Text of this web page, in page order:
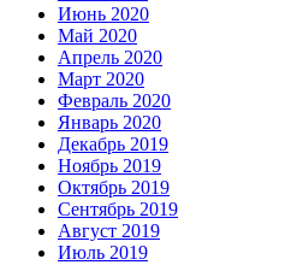
Июнь 2020
Май 2020
Апрель 2020
Март 2020
Февраль 2020
Январь 2020
Декабрь 2019
Ноябрь 2019
Октябрь 2019
Сентябрь 2019
Август 2019
Июль 2019